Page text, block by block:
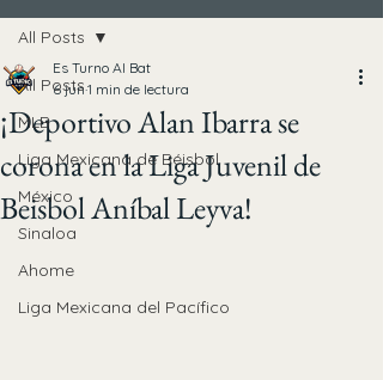
All Posts
MLB
Liga Mexicana de Béisbol
México
Sinaloa
Ahome
Liga Mexicana del Pacífico
All Posts
¡Deportivo Alan Ibarra se
corona en la Liga Juvenil de
Beisbol Aníbal Leyva!
Es Turno Al Bat
6 jun 1 min de lectura